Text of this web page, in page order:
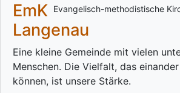
Evangelisch-methodistische
EmK
Langenau
Eine kleine Gemeinde mit vielen
Menschen. Die Vielfalt, das
können, ist unsere Stärke.